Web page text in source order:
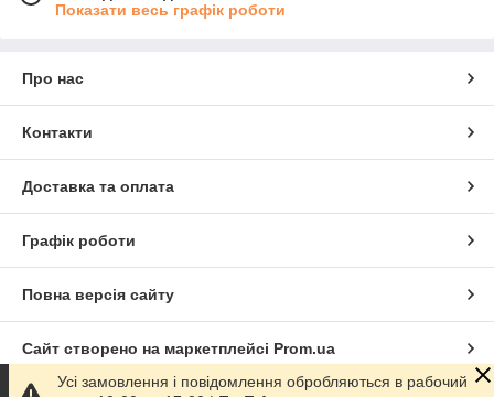
Показати весь графік роботи
Про нас
Контакти
Доставка та оплата
Графік роботи
Повна версія сайту
Сайт створено на маркетплейсі Prom.ua
Усі замовлення і повідомлення обробляються в рабочий